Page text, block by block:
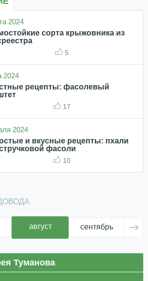
2024
сорта крыжовника из
5
2024
рецепты: фасолевый
17
2024
и вкусные рецепты: пхали
фасоли
10
август сентябрь
Туманова